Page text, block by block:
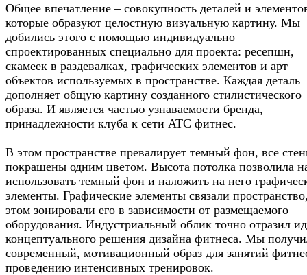
Общее впечатление – совокупность деталей и
которые образуют целостную визуальную картину. Мы
добились этого с помощью индивидуально
спроектированных специально для проекта: ресепшн,
скамеек в раздевалках, графических элементов и арт
объектов используемых в пространстве. Каждая деталь
дополняет общую картину созданного стилистического
образа. И является частью узнаваемости бренда,
принадлежности клуба к сети АТС фитнес.
В этом пространстве превалирует темный фон, все
покрашены одним цветом. Высота потолка позволила
использовать темный фон и наложить на него
элементы. Графические элементы связали
этом зонировали его в зависимости от размещаемого
оборудования. Индустриальный облик точно отразил
концептуального решения дизайна фитнеса. Мы
современный, мотивационный образ для занятий
проведению интенсивных тренировок.